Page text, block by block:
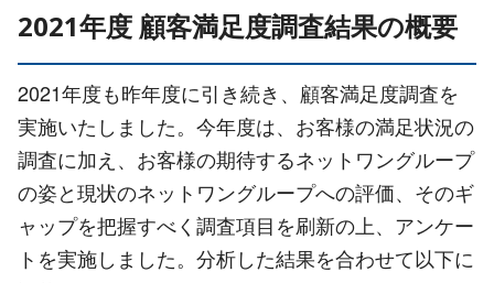
2021年度 顧客満足度調査結果の概要
2021年度も昨年度に引き続き、顧客満足度調査を
実施いたしました。今年度は、お客様の満足状況の
調査に加え、お客様の期待するネットワングループ
の姿と現状のネットワングループへの評価、そのギ
ャップを把握すべく調査項目を刷新の上、アンケー
トを実施しました。分析した結果を合わせて以下に